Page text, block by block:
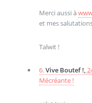
Merci aussi à
et mes
Talwit !
6.Vive Boutef !,
Mécréante !